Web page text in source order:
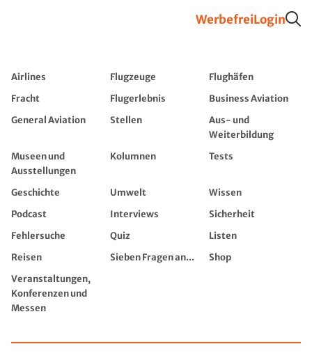
WerbefreiLogin
Airlines Flugzeuge
Flughäfen
Fracht
Flugerlebnis
Business Aviation
General Aviation
Stellen
Aus- und
Weiterbildung
Museen und
Ausstellungen
Kolumnen Tests
Geschichte Umwelt
Wissen
Podcast
Interviews
Sicherheit
Fehlersuche
Quiz
Listen
Reisen
Sieben Fragen an...
Shop
Veranstaltungen,
Konferenzen und
Messen